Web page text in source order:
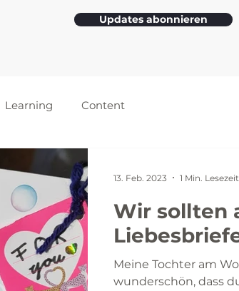
Learning Content
Wir sollten
Meine Tochter am
wunderschön, dass
13. Feb. 2023 1 Min. Lesezeit
Updates abonnieren